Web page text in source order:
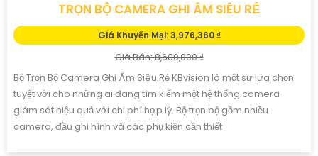
TRỌN BỘ CAMERA GHI ÂM SIÊU RẺ
Giá Khuyến Mại: 3,976,360 ₫
Giá Bán: 8,600,000 ₫
Bộ Trọn Bộ Camera Ghi Âm Siêu Rẻ KBvision là một sự lựa chọn
tuyệt vời cho những ai đang tìm kiếm một hệ thống camera
giám sát hiệu quả với chi phí hợp lý. Bộ trọn bộ gồm nhiều
camera, đầu ghi hình và các phụ kiện cần thiết